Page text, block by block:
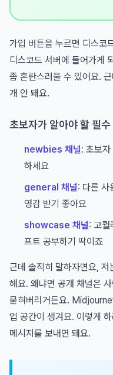
가입 버튼을 누르면 디스코
디스코드 서버에 들어가게
좀 혼란스러울 수 있어요.
개 안 돼요.
초보자가 알아야 할 필수
newbies 채널: 초보
하세요
general 채널: 다른 사
영감 받기 좋아요
showcase 채널: 고퀄
프트 공부하기 딱이죠
근데 솔직히 말하자면요,
해요. 왜냐면 공개 채널은
묻혀버리거든요.
업 공간이 생겨요. 이렇게
메시지를 보내면 돼요.